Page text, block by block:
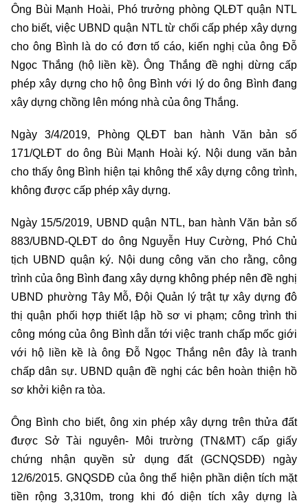
Ông Bùi Mạnh Hoài, Phó trưởng phòng QLĐT quận NTL
cho biết, việc UBND quận NTL từ chối cấp phép xây dựng
cho ông Bình là do có đơn tố cáo, kiến nghị của ông Đỗ
Ngọc Thắng (hộ liền kề). Ông Thắng đề nghị dừng cấp
phép xây dựng cho hộ ông Bình với lý do ông Bình đang
xây dựng chồng lên móng nhà của ông Thắng.
Ngày 3/4/2019, Phòng QLĐT ban hành Văn bản số
171/QLĐT do ông Bùi Mạnh Hoài ký. Nội dung văn bản
cho thấy ông Bình hiện tại không thể xây dựng công trình,
không được cấp phép xây dựng.
Ngày 15/5/2019, UBND quận NTL, ban hành Văn bản số
883/UBND-QLĐT do ông Nguyễn Huy Cường, Phó Chủ
tịch UBND quận ký. Nội dung công văn cho rằng, công
trình của ông Bình đang xây dựng không phép nên đề nghị
UBND phường Tây Mỗ, Đội Quản lý trật tự xây dựng đô
thị quận phối hợp thiết lập hồ sơ vi phạm; công trình thi
công móng của ông Bình dẫn tới việc tranh chấp mốc giới
với hộ liền kề là ông Đỗ Ngọc Thắng nên đây là tranh
chấp dân sự. UBND quận đề nghị các bên hoàn thiện hồ
sơ khởi kiện ra tòa.
Ông Bình cho biết, ông xin phép xây dựng trên thửa đất
được Sở Tài nguyên- Môi trường (TN&MT) cấp giấy
chứng nhận quyền sử dụng đất (GCNQSDĐ) ngày
12/6/2015. GNQSDĐ của ông thể hiện phần diện tích mặt
tiền rộng 3,310m, trong khi đó diện tích xây dựng là